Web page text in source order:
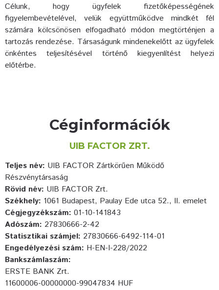
Célunk, hogy ügyfelek fizetőképességének
figyelembevételével, velük együttműködve mindkét fél
számára kölcsönösen elfogadható módon megtörténjen a
tartozás rendezése. Társaságunk mindenekelőtt az ügyfelek
önkéntes teljesítésével történő kiegyenlítést helyezi
előtérbe.
Céginformációk
UIB FACTOR ZRT.
Teljes név: UIB FACTOR Zártkörűen Működő
Részvénytársaság
Rövid név: UIB FACTOR Zrt.
Székhely: 1061 Budapest, Paulay Ede utca 52., II. emelet
Cégjegyzékszám: 01-10-141843
Adószám: 27830666-2-42
Statisztikai számjel: 27830666-6492-114-01
Engedélyezési szám: H-EN-I-228/2022
Bankszámlaszám:
ERSTE BANK Zrt.
11600006-00000000-99047834 HUF